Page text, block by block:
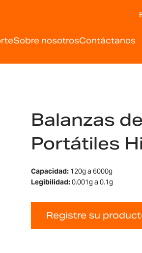
Sobre nosotrosContáctanos
Balanzas
Portátiles
Capacidad: 120g a 6000g
Legibilidad:0.001g a 0.1g
Registre su